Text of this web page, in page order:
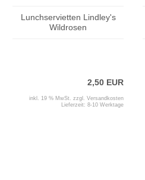
Lunchservietten Lindley's
Wildrosen
2,50 EUR
inkl. 19 % MwSt. zzgl. Versandkosten
Lieferzeit: 8-10 Werktage